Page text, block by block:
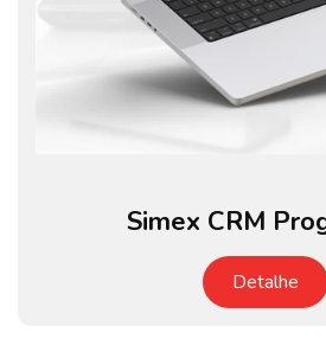
Simex CRM
Detalhe